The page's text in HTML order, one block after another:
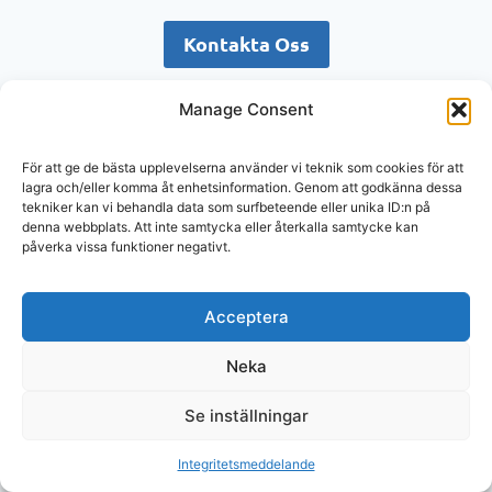
Manage Consent
För att ge de bästa upplevelserna använder vi teknik som cookies för att
lagra och/eller komma åt enhetsinformation. Genom att godkänna dessa
tekniker kan vi behandla data som surfbeteende eller unika ID:n på
denna webbplats. Att inte samtycka eller återkalla samtycke kan
påverka vissa funktioner negativt.
Acceptera
Neka
Se inställningar
Integritetsmeddelande
Kontakta Oss
Boka möte med oss
© 2026 MrOnline.se
Våra lokaler finns i Stockholm, Årsta Park.
Byängsgränd 14, 120 40 Årsta